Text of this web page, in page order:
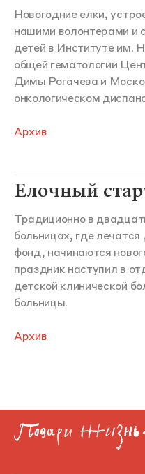
Новогодние елки,
нашими волонтерами и
детей в Институте им.
общей гематологии
Димы Рогачева и
онкологическом
Архив
Елочный
Традиционно в
больницах, где
фонд, начинаются
праздник наступил в
детской клинической
больницы.
Архив